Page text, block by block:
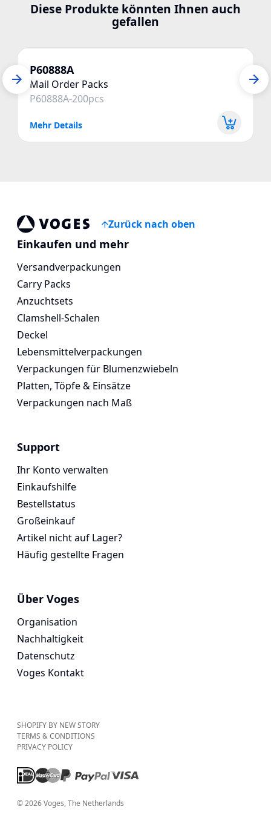
Diese Produkte könnten Ihnen auch
gefallen
P60888A
Mail Order Packs
P60888A-200pcs
Mehr Details
Vogespackaging
Zurück nach oben
Einkaufen und mehr
Versandverpackungen
Carry Packs
Anzuchtsets
Clamshell-Schalen
Deckel
Lebensmittelverpackungen
Verpackungen für Blumenzwiebeln
Platten, Töpfe & Einsätze
Verpackungen nach Maß
Support
Ihr Konto verwalten
Einkaufshilfe
Bestellstatus
Großeinkauf
Artikel nicht auf Lager?
Häufig gestellte Fragen
Über Voges
Organisation
Nachhaltigkeit
Datenschutz
Voges Kontakt
SHOPIFY BY NEW STORY
TERMS & CONDITIONS
PRIVACY POLICY
©2026Voges, The Netherlands